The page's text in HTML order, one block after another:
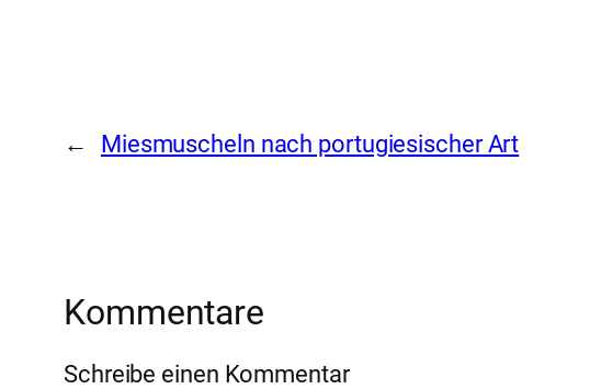
← Miesmuscheln nach portugiesischer Art
Kommentare
Schreibe einen Kommentar